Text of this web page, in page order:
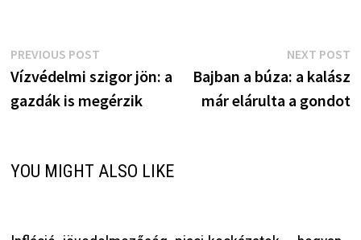
Bejegyzés
navigáció
PREVIOUS POSTPrevious
post:
Vízvédelmi szigor jön: a
gazdák is megérzik
NEXT POST
Bajban a búza: a kalász
már elárulta a gondot
YOU MIGHT ALSO LIKE